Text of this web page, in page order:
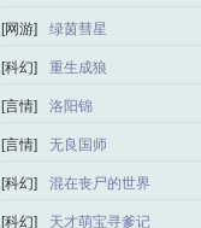
[网游] 绿茵彗星
[科幻] 重生成狼
[言情] 洛阳锦
[言情] 无良国师
[科幻] 混在丧尸的世界
[科幻] 天才萌宝寻爹记